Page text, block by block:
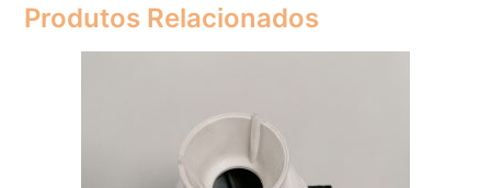
Produtos Relacionados